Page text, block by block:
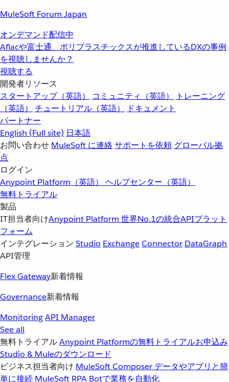
MuleSoft Forum Japan
オンデマンド配信中
Aflacや富士通、ポリプラスチックスが推進しているDXの事例
を視聴しませんか？
視聴する
開発者リソース
スタートアップ（英語）
コミュニティ（英語）
トレーニング
（英語）
チュートリアル（英語）
ドキュメント
パートナー
English (Full site) 日本語
お問い合わせ MuleSoft に連絡サポートを依頼 グローバル拠
点
ログイン
Anypoint Platform（英語） ヘルプセンター（英語）
無料トライアル
製品
IT担当者向けAnypoint Platform 世界No.1の統合APIプラット
フォーム
インテグレーション Studio ExchangeConnector DataGraph
API管理
Flex Gateway新着情報
Governance新着情報
MonitoringAPI Manager
See all
無料トライアルAnypoint Platformの無料トライアルお申込み
Studio & Muleのダウンロード
ビジネス担当者向け MuleSoft Composer データやアプリと簡
単に接続 MuleSoft RPA Botで業務を自動化